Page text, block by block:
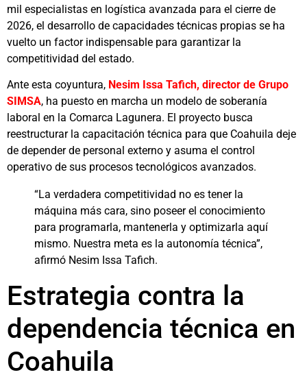
mil especialistas en logística avanzada para el cierre de
2026, el desarrollo de capacidades técnicas propias se ha
vuelto un factor indispensable para garantizar la
competitividad del estado.
Ante esta coyuntura, Nesim Issa Tafich, director de Grupo
SIMSA, ha puesto en marcha un modelo de soberanía
laboral en la Comarca Lagunera. El proyecto busca
reestructurar la capacitación técnica para que Coahuila deje
de depender de personal externo y asuma el control
operativo de sus procesos tecnológicos avanzados.
“La verdadera competitividad no es tener la
máquina más cara, sino poseer el conocimiento
para programarla, mantenerla y optimizarla aquí
mismo. Nuestra meta es la autonomía técnica”,
afirmó Nesim Issa Tafich.
Estrategia contra la
dependencia técnica en
Coahuila